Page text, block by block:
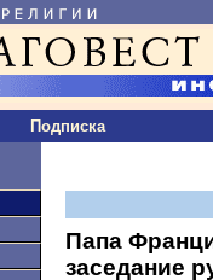
Подписка
Папа
заседание